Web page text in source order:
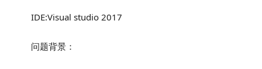
IDE:Visual studio 2017
问题背景：